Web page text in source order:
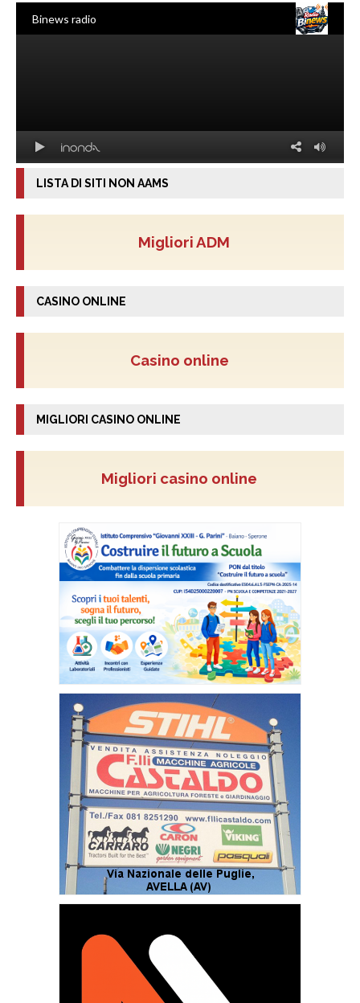
LISTA DI SITI NON AAMS
Migliori ADM
CASINO ONLINE
Casino online
MIGLIORI CASINO ONLINE
Migliori casino online